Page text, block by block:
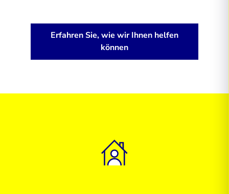
Erfahren Sie, wie wir Ihnen helfen
können